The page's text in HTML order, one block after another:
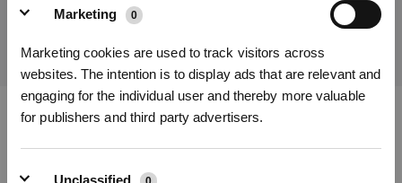
Marketing 0
Marketing cookies are used to track visitors across
websites. The intention is to display ads that are relevant and
engaging for the individual user and thereby more valuable
for publishers and third party advertisers.
Unclassified
SOUMETTRE
PRODUITS
* Les nouveaux inscrits peuvent utiliser 3000 points pour obtenir une réduction de 30